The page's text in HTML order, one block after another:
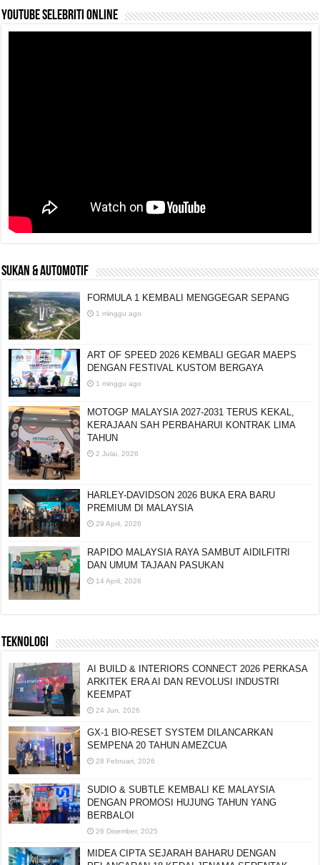
YouTube selebriti online
SUKAN & AUTOMOTIF
FORMULA 1 KEMBALI MENGGEGAR SEPANG
1 minggu ago
ART OF SPEED 2026 KEMBALI GEGAR MAEPS
DENGAN FESTIVAL KUSTOM BERGAYA
1 minggu ago
MOTOGP MALAYSIA 2027-2031 TERUS KEKAL,
KERAJAAN SAH PERBAHARUI KONTRAK LIMA
TAHUN
2 Julai, 2026
HARLEY-DAVIDSON 2026 BUKA ERA BARU
PREMIUM DI MALAYSIA
29 April, 2026
RAPIDO MALAYSIA RAYA SAMBUT AIDILFITRI
DAN UMUM TAJAAN PASUKAN
14 April, 2026
TEKNOLOGI
AI BUILD & INTERIORS CONNECT 2026 PERKASA
ARKITEK ERA AI DAN REVOLUSI INDUSTRI
KEEMPAT
24 Jun, 2026
GX-1 BIO-RESET SYSTEM DILANCARKAN
SEMPENA 20 TAHUN AMEZCUA
28 Februari, 2026
SUDIO & SUBTLE KEMBALI KE MALAYSIA
DENGAN PROMOSI HUJUNG TAHUN YANG
BERBALOI
26 Disember, 2025
MIDEA CIPTA SEJARAH BAHARU DENGAN